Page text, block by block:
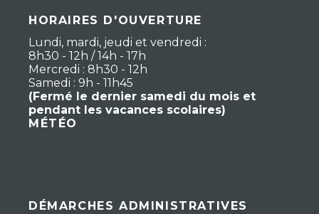
HORAIRES D'OUVERTURE
Lundi, mardi, jeudi et vendredi :
8h30 - 12h / 14h - 17h
Mercredi : 8h30 - 12h
Samedi : 9h - 11h45
(Fermé le dernier samedi du mois et
pendant les vacances scolaires)
MÉTÉO
DÉMARCHES ADMINISTRATIVES